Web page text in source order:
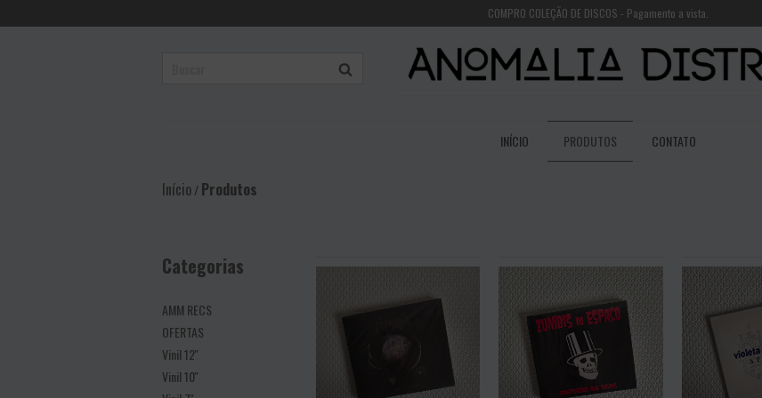
COMPRO COLEÇÃO DE DISCOS - Pagamento a vista.
INÍCIO PRODUTOS CONTATO
Início/Produtos
Categorias
AMM RECS
OFERTAS
Vinil 12''
Vinil 10''